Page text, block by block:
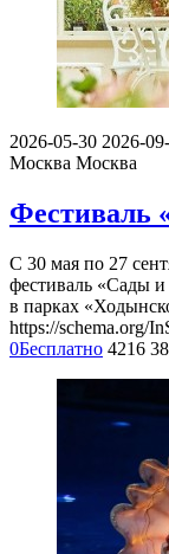
2026-05-30 2026-
Москва Москва
Фестиваль
С 30 мая по 27
фестиваль «Сады
в парках
https://schema.org/
0Бесплатно 4216 38